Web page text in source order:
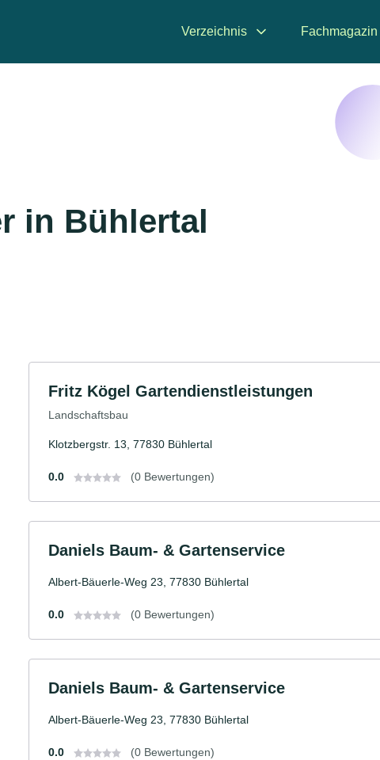
Verzeichnis Fachmagazin
in Bühlertal
Fritz Kögel Gartendienstleistungen
Landschaftsbau
Klotzbergstr. 13, 77830 Bühlertal
0.0 (0 Bewertungen)
Daniels Baum- & Gartenservice
Albert-Bäuerle-Weg 23, 77830 Bühlertal
0.0 (0 Bewertungen)
Daniels Baum- & Gartenservice
Albert-Bäuerle-Weg 23, 77830 Bühlertal
0.0 (0 Bewertungen)